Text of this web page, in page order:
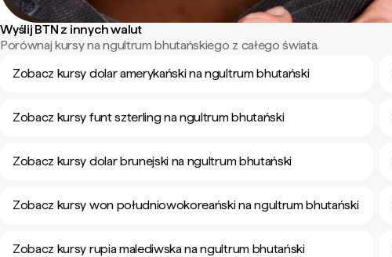
Wyślij BTN z innych walut
Porównaj kursy na ngultrum bhutańskiego z całego świata.
Zobacz kursy dolar amerykański na ngultrum bhutański
Zobacz kursy funt szterling na ngultrum bhutański
Zobacz kursy dolar brunejski na ngultrum bhutański
Zobacz kursy won południowokoreański na ngultrum bhutański
Zobacz kursy rupia malediwska na ngultrum bhutański